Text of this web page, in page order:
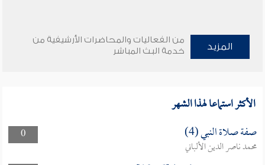
المزيد
من الفعاليات والمحاضرات الأرشيفية من
خدمة البث المباشر
الأكثر استماعا لهذا الشهر
0 صفة صلاة النبي (4)
محمد ناصر الدين الألباني